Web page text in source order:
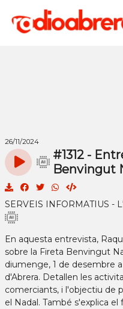
26/11/2024
#1312 -
Benvingut
SERVEIS INFORMATIUS -
En aquesta entrevista,
sobre la Fireta Benvingut
diumenge, 1 de desembre
d'Abrera. Detallen les
comerciants, i l'objectiu de
el Nadal. També s'explica